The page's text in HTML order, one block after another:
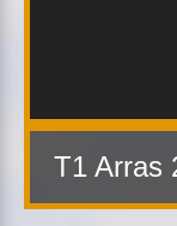
T1 Arras